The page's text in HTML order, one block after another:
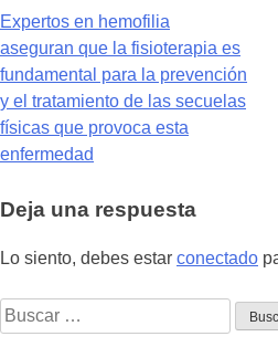
Navegación
de
entradas
Expertos en hemofilia
aseguran que la fisioterapia es
fundamental para la prevención
y el tratamiento de las secuelas
físicas que provoca esta
enfermedad
Deja una respuesta
Lo siento, debes estar conectado
Buscar: